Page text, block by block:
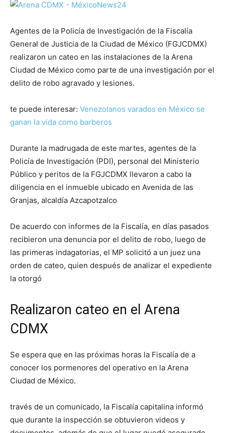
Agentes de la Policía de Investigación de la Fiscalía
General de Justicia de la Ciudad de México (FGJCDMX)
realizaron un cateo en las instalaciones de la Arena
Ciudad de México como parte de una investigación por el
delito de robo agravado y lesiones.
te puede interesar: Venezolanos varados en México se
ganan la vida como barberos
Durante la madrugada de este martes, agentes de la
Policía de Investigación (PDI), personal del Ministerio
Público y peritos de la FGJCDMX llevaron a cabo la
diligencia en el inmueble ubicado en Avenida de las
Granjas, alcaldía Azcapotzalco
De acuerdo con informes de la Fiscalía, en días pasados
recibieron una denuncia por el delito de robo, luego de
las primeras indagatorias, el MP solicitó a un juez una
orden de cateo, quien después de analizar el expediente
la otorgó
Realizaron cateo en el Arena
CDMX
Se espera que en las próximas horas la Fiscalía de a
conocer los pormenores del operativo en la Arena
Ciudad de México.
través de un comunicado, la Fiscalía capitalina informó
que durante la inspección se obtuvieron videos y